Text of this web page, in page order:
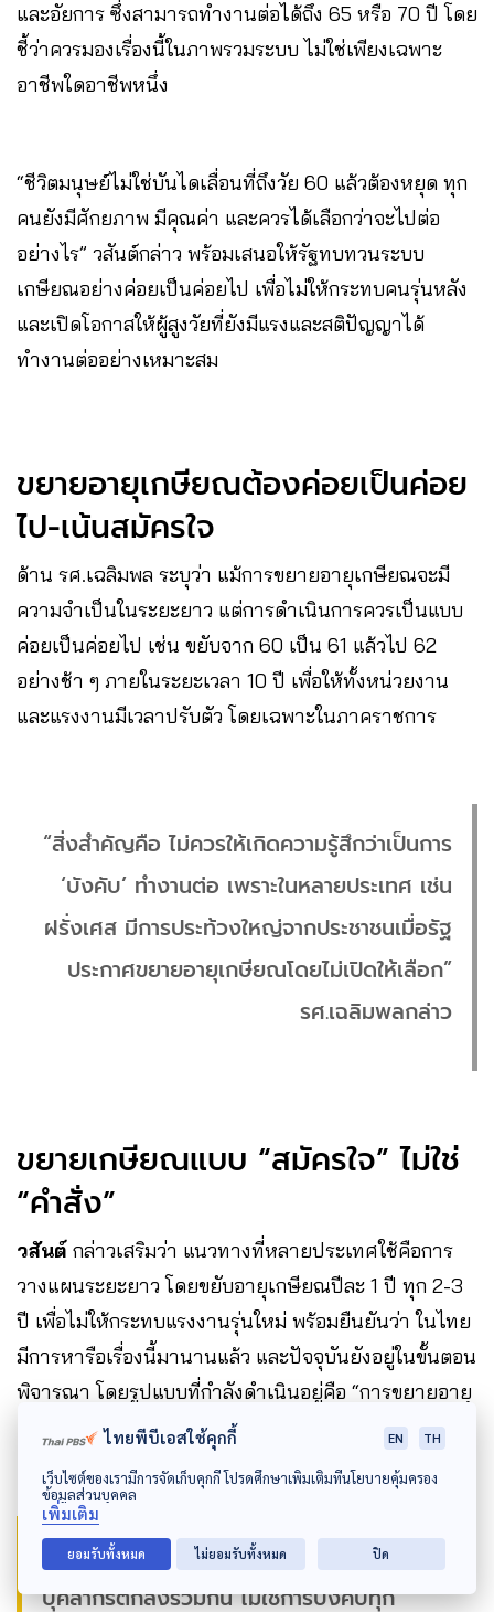
และอัยการ ซึ่งสามารถทำงานต่อได้ถึง 65 หรือ 70 ปี โดย
ชี้ว่าควรมองเรื่องนี้ในภาพรวมระบบ ไม่ใช่เพียงเฉพาะ
อาชีพใดอาชีพหนึ่ง
“ชีวิตมนุษย์ไม่ใช่บันไดเลื่อนที่ถึงวัย 60 แล้วต้องหยุด ทุก
คนยังมีศักยภาพ มีคุณค่า และควรได้เลือกว่าจะไปต่อ
อย่างไร” วสันต์กล่าว พร้อมเสนอให้รัฐทบทวนระบบ
เกษียณอย่างค่อยเป็นค่อยไป เพื่อไม่ให้กระทบคนรุ่นหลัง
และเปิดโอกาสให้ผู้สูงวัยที่ยังมีแรงและสติปัญญาได้
ทำงานต่ออย่างเหมาะสม
ขยายอายุเกษียณต้องค่อยเป็นค่อย
ไป-เน้นสมัครใจ
ด้าน รศ.เฉลิมพล ระบุว่า แม้การขยายอายุเกษียณจะมี
ความจำเป็นในระยะยาว แต่การดำเนินการควรเป็นแบบ
ค่อยเป็นค่อยไป เช่น ขยับจาก 60 เป็น 61 แล้วไป 62
อย่างช้า ๆ ภายในระยะเวลา 10 ปี เพื่อให้ทั้งหน่วยงาน
และแรงงานมีเวลาปรับตัว โดยเฉพาะในภาคราชการ
“สิ่งสำคัญคือ ไม่ควรให้เกิดความรู้สึกว่าเป็นการ
‘บังคับ’ ทำงานต่อ เพราะในหลายประเทศ เช่น
ฝรั่งเศส มีการประท้วงใหญ่จากประชาชนเมื่อรัฐ
ประกาศขยายอายุเกษียณโดยไม่เปิดให้เลือก”
รศ.เฉลิมพลกล่าว
ขยายเกษียณแบบ “สมัครใจ” ไม่ใช่
“คำสั่ง”
วสันต์ กล่าวเสริมว่า แนวทางที่หลายประเทศใช้คือการ
วางแผนระยะยาว โดยขยับอายุเกษียณปีละ 1 ปี ทุก 2-3
ปี เพื่อไม่ให้กระทบแรงงานรุ่นใหม่ พร้อมยืนยันว่า ในไทย
มีการหารือเรื่องนี้มานานแล้ว และปัจจุบันยังอยู่ในขั้นตอน
พิจารณา โดยรูปแบบที่กำลังดำเนินอยู่คือ “การขยายอายุ
เกษียณแบบสมัครใจ”
“การขยายแบบสมัครใจ คือหน่วยงานและ
บุคลากรตกลงร่วมกัน ไม่ใช่การบังคับทุก
ไทยพีบีเอสใช้คุกกี้ EN TH
เว็บไซต์ของเรามีการจัดเก็บคุกกี้ โปรดศึกษาเพิ่มเติมที่นโยบายคุ้มครอง
ข้อมูลส่วนบุคคล
เพิ่มเติม
ยอมรับทั้งหมด ไม่ยอมรับทั้งหมด ปิด